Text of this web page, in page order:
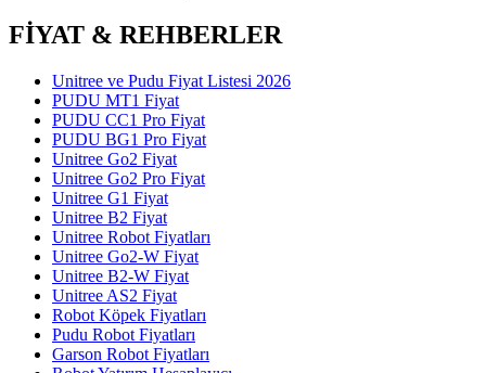
FİYAT & REHBERLER
Unitree ve Pudu Fiyat Listesi 2026
PUDU MT1 Fiyat
PUDU CC1 Pro Fiyat
PUDU BG1 Pro Fiyat
Unitree Go2 Fiyat
Unitree Go2 Pro Fiyat
Unitree G1 Fiyat
Unitree B2 Fiyat
Unitree Robot Fiyatları
Unitree Go2-W Fiyat
Unitree B2-W Fiyat
Unitree AS2 Fiyat
Robot Köpek Fiyatları
Pudu Robot Fiyatları
Garson Robot Fiyatları